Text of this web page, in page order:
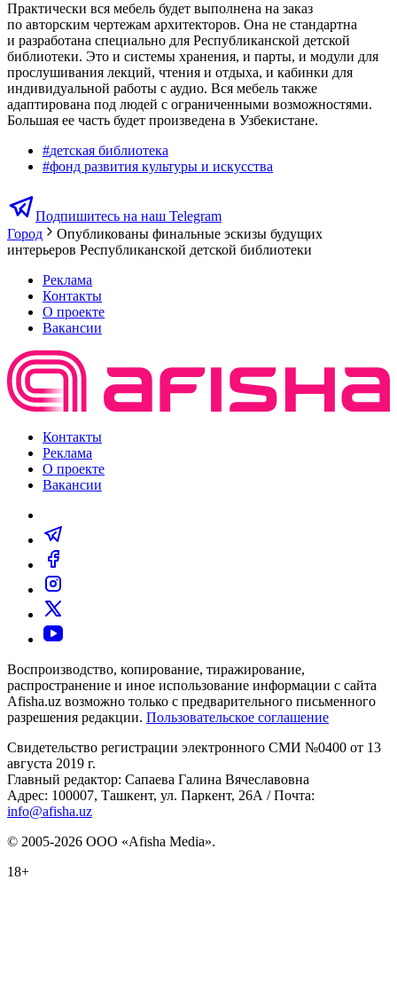
Практически вся мебель будет выполнена на заказ
по авторским чертежам архитекторов. Она не стандартна
и разработана специально для Республиканской детской
библиотеки. Это и системы хранения, и парты, и модули для
прослушивания лекций, чтения и отдыха, и кабинки для
индивидуальной работы с аудио. Вся мебель также
адаптирована под людей с ограниченными возможностями.
Большая ее часть будет произведена в Узбекистане.
#детская библиотека
#фонд развития культуры и искусства
Подпишитесь на наш Telegram
Город
Опубликованы финальные эскизы будущих
интерьеров Республиканской детской библиотеки
Реклама
Контакты
О проекте
Вакансии
Контакты
Реклама
О проекте
Вакансии
Воспроизводство, копирование, тиражирование,
распространение и иное использование информации с сайта
Afisha.uz возможно только с предварительного письменного
разрешения редакции. Пользовательское соглашение
Свидетельство регистрации электронного СМИ №0400 от 13
августа 2019 г.
Главный редактор: Сапаева Галина Вячеславовна
Адрес: 100007, Ташкент, ул. Паркент, 26А / Почта:
info@afisha.uz
© 2005-2026 ООО «Afisha Media».
18+